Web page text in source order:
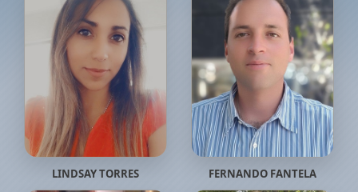
LINDSAY TORRES FERNANDO FANTELA